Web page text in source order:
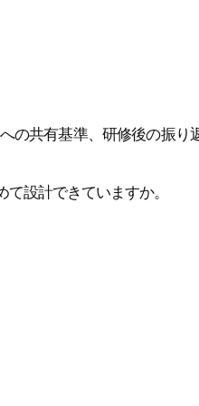
の共有基準、研修後の振り
設計できていますか。